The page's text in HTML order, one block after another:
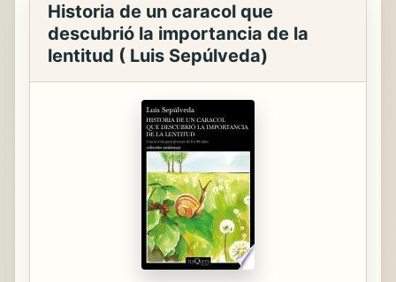
Historia de un caracol que
descubrió la importancia de la
lentitud ( Luis Sepúlveda)